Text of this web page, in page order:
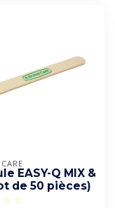
EASY-Q MIX &
de 50 pièces)